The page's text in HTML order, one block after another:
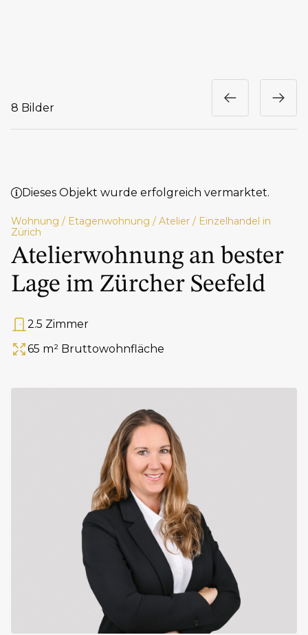
8 Bilder
Dieses Objekt wurde erfolgreich vermarktet.
Wohnung / Etagenwohnung / Atelier / Einzelhandel in
Zürich
Atelierwohnung an bester
Lage im Zürcher Seefeld
Anzahl Zimmer
2.5 Zimmer
Fläche
65 m² Bruttowohnfläche